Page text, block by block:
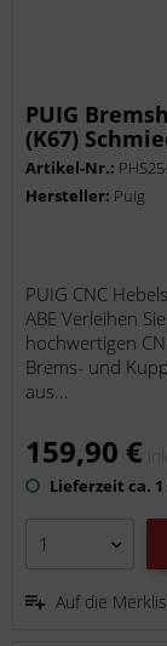
PUIG
(K67)
Bremszange
Artikel-Nr.:
Hersteller: Puig
PUIG CNC
ABE Verleihen
hochwertigen
Brems- und
aus...
159,90 €
Lieferzeit ca.
Auf die